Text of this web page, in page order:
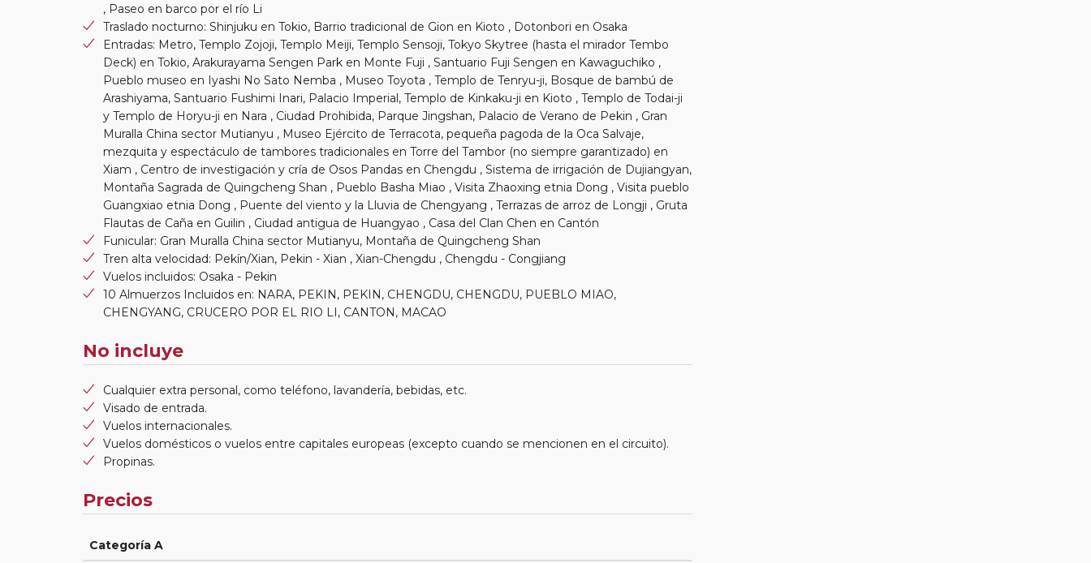
, Paseo en barco por el río Li
Traslado nocturno: Shinjuku en Tokio, Barrio tradicional de Gion en Kioto , Dotonbori en Osaka
Entradas: Metro, Templo Zojoji, Templo Meiji, Templo Sensoji, Tokyo Skytree (hasta el mirador Tembo
Deck) en Tokio, Arakurayama Sengen Park en Monte Fuji , Santuario Fuji Sengen en Kawaguchiko ,
Pueblo museo en Iyashi No Sato Nemba , Museo Toyota , Templo de Tenryu-ji, Bosque de bambú de
Arashiyama, Santuario Fushimi Inari, Palacio Imperial, Templo de Kinkaku-ji en Kioto , Templo de Todai-ji
y Templo de Horyu-ji en Nara , Ciudad Prohibida, Parque Jingshan, Palacio de Verano de Pekin , Gran
Muralla China sector Mutianyu , Museo Ejército de Terracota, pequeña pagoda de la Oca Salvaje,
mezquita y espectáculo de tambores tradicionales en Torre del Tambor (no siempre garantizado) en
Xiam , Centro de investigación y cría de Osos Pandas en Chengdu , Sistema de irrigación de Dujiangyan,
Montaña Sagrada de Quingcheng Shan , Pueblo Basha Miao , Visita Zhaoxing etnia Dong , Visita pueblo
Guangxiao etnia Dong , Puente del viento y la Lluvia de Chengyang , Terrazas de arroz de Longji , Gruta
Flautas de Caña en Guilin , Ciudad antigua de Huangyao , Casa del Clan Chen en Cantón
Funicular: Gran Muralla China sector Mutianyu, Montaña de Quingcheng Shan
Tren alta velocidad: Pekín/Xian, Pekin - Xian , Xian-Chengdu , Chengdu - Congjiang
Vuelos incluidos: Osaka - Pekin
10 Almuerzos Incluidos en: NARA, PEKIN, PEKIN, CHENGDU, CHENGDU, PUEBLO MIAO,
CHENGYANG, CRUCERO POR EL RIO LI, CANTON, MACAO
No incluye
Cualquier extra personal, como teléfono, lavandería, bebidas, etc.
Visado de entrada.
Vuelos internacionales.
Vuelos domésticos o vuelos entre capitales europeas (excepto cuando se mencionen en el circuito).
Propinas.
Precios
Categoría A